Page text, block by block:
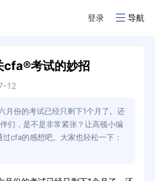
登录 导航
cfa®考试的妙招
12
月份的考试已经只剩下1个月了。还
们，是不是非常紧张？让高顿小编
cfa的感想吧。大家也轻松一下：